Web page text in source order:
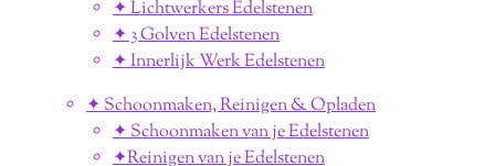
✦ Lichtwerkers Edelstenen
✦ 3 Golven Edelstenen
✦ Innerlijk Werk Edelstenen
✦ Schoonmaken, Reinigen & Opladen
✦ Schoonmaken van je Edelstenen
✦Reinigen van je Edelstenen